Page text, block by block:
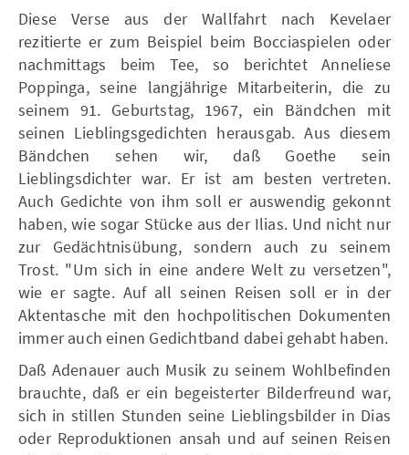
Diese Verse aus der Wallfahrt nach Kevelaer
rezitierte er zum Beispiel beim Bocciaspielen oder
nachmittags beim Tee, so berichtet Anneliese
Poppinga, seine langjährige Mitarbeiterin, die zu
seinem 91. Geburtstag, 1967, ein Bändchen mit
seinen Lieblingsgedichten herausgab. Aus diesem
Bändchen sehen wir, daß Goethe sein
Lieblingsdichter war. Er ist am besten vertreten.
Auch Gedichte von ihm soll er auswendig gekonnt
haben, wie sogar Stücke aus der Ilias. Und nicht nur
zur Gedächtnisübung, sondern auch zu seinem
Trost. "Um sich in eine andere Welt zu versetzen",
wie er sagte. Auf all seinen Reisen soll er in der
Aktentasche mit den hochpolitischen Dokumenten
immer auch einen Gedichtband dabei gehabt haben.
Daß Adenauer auch Musik zu seinem Wohlbefinden
brauchte, daß er ein begeisterter Bilderfreund war,
sich in stillen Stunden seine Lieblingsbilder in Dias
oder Reproduktionen ansah und auf seinen Reisen